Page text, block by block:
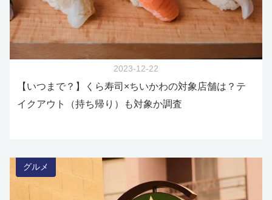
2023-12-22
【いつまで？】くら寿司×ちいかわの対象店舗は？テ
イクアウト（持ち帰り）も対象か調査
グルメ